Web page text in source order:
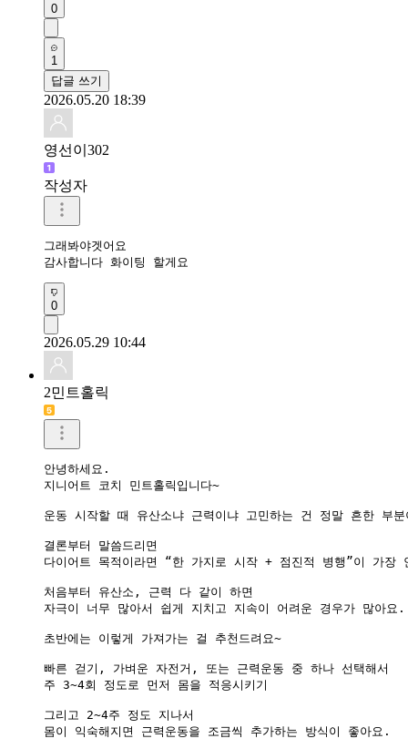
0
1
답글 쓰기
2026.05.20 18:39
영선이302
작성자
그래봐야겟어요
감사합니다 화이팅 할게요
0
2026.05.29 10:44
2민트홀릭
안녕하세요.
지니어트 코치 민트홀릭입니다~
운동 시작할 때 유산소냐 근력이냐 고민하는 건 정말 흔한 부
결론부터 말씀드리면
다이어트 목적이라면 “한 가지로 시작 + 점진적 병행”이 가장
처음부터 유산소, 근력 다 같이 하면
자극이 너무 많아서 쉽게 지치고 지속이 어려운 경우가 많아요.
초반에는 이렇게 가져가는 걸 추천드려요~
빠른 걷기, 가벼운 자전거, 또는 근력운동 중 하나 선택해서
주 3~4회 정도로 먼저 몸을 적응시키기
그리고 2~4주 정도 지나서
몸이 익숙해지면 근력운동을 조금씩 추가하는 방식이 좋아요.